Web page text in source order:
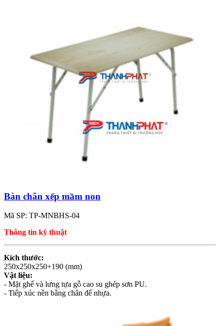
Bàn chân xếp mầm non
Mã SP: TP-MNBHS-04
Thông tin kỹ thuật
Kích thước:
250x250x250+190 (mm)
Vật liệu:
- Mặt ghế và lưng tựa gỗ cao su ghép sơn PU.
- Tiếp xúc nền bằng chân đế nhựa.